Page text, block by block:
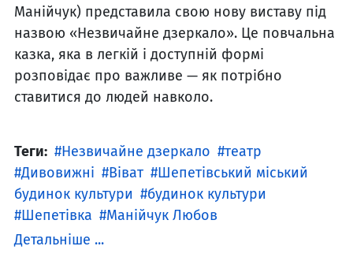
Манійчук) представила свою нову виставу під
назвою «Незвичайне дзеркало». Це повчальна
казка, яка в легкій і доступній формі
розповідає про важливе — як потрібно
ставитися до людей навколо.
Теги: Незвичайне дзеркало
театр
Дивовижні
Віват
Шепетівський міський
будинок культури
будинок культури
Шепетівка
Манійчук Любов
Детальніше ...